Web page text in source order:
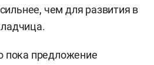
чем для развития в
пока предложение